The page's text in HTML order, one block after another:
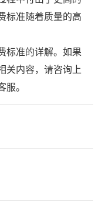
标准随着质量的高
标准的详解。如果
关内容，请咨询上
服。